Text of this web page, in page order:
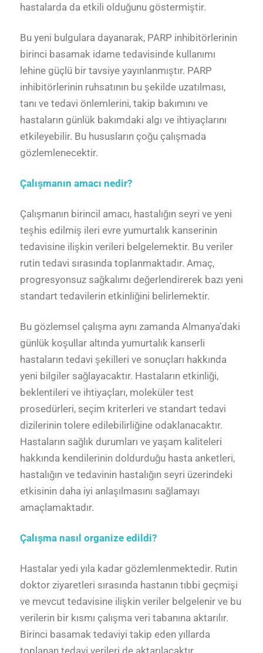
hastalarda da etkili olduğunu göstermiştir.
Bu yeni bulgulara dayanarak, PARP inhibitörlerinin
birinci basamak idame tedavisinde kullanımı
lehine güçlü bir tavsiye yayınlanmıştır. PARP
inhibitörlerinin ruhsatının bu şekilde uzatılması,
tanı ve tedavi önlemlerini, takip bakımını ve
hastaların günlük bakımdaki algı ve ihtiyaçlarını
etkileyebilir. Bu hususların çoğu çalışmada
gözlemlenecektir.
Çalışmanın amacı nedir?
Çalışmanın birincil amacı, hastalığın seyri ve yeni
teşhis edilmiş ileri evre yumurtalık kanserinin
tedavisine ilişkin verileri belgelemektir. Bu veriler
rutin tedavi sırasında toplanmaktadır. Amaç,
progresyonsuz sağkalımı değerlendirerek bazı yeni
standart tedavilerin etkinliğini belirlemektir.
Bu gözlemsel çalışma aynı zamanda Almanya’daki
günlük koşullar altında yumurtalık kanserli
hastaların tedavi şekilleri ve sonuçları hakkında
yeni bilgiler sağlayacaktır. Hastaların etkinliği,
beklentileri ve ihtiyaçları, moleküler test
prosedürleri, seçim kriterleri ve standart tedavi
dizilerinin tolere edilebilirliğine odaklanacaktır.
Hastaların sağlık durumları ve yaşam kaliteleri
hakkında kendilerinin doldurduğu hasta anketleri,
hastalığın ve tedavinin hastalığın seyri üzerindeki
etkisinin daha iyi anlaşılmasını sağlamayı
amaçlamaktadır.
Çalışma nasıl organize edildi?
Hastalar yedi yıla kadar gözlemlenmektedir. Rutin
doktor ziyaretleri sırasında hastanın tıbbi geçmişi
ve mevcut tedavisine ilişkin veriler belgelenir ve bu
verilerin bir kısmı çalışma veri tabanına aktarılır.
Birinci basamak tedaviyi takip eden yıllarda